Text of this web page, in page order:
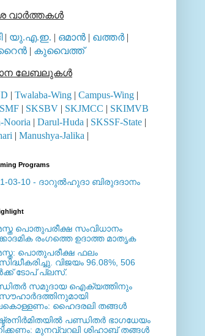
വാര്‍ത്തകള്‍
| യു.എ.ഇ. | ഒമാന്‍ | ഖത്തര്‍|
| കുവൈത്ത്
ലേബലുകള്‍
| Twalaba-Wing | Campus-Wing |
SMF | SKSBV | SKJMCC | SKIMVB
Nooria | Darul-Huda | SKSSF-State |
| Manushya-Jalika |
Programs
03-10 - ദാറുല്‍ഹുദാ ബിരുദദാനം
പൊതുപരീക്ഷ സംവിധാനം
രംഗത്തെ ഉദാത്ത മാതൃക
പൊതുപരീക്ഷ ഫലം
വിജയം 96.08%, 506
ടോപ് പ്ലസ്.
സമുദായ ഐക്യത്തിനും
ഹൈദരലി തങ്ങള്‍
പണ്ഡിതര്‍ ഭാഗധേയം
മുനവ്വറലി ശിഹാബ് തങ്ങള്‍